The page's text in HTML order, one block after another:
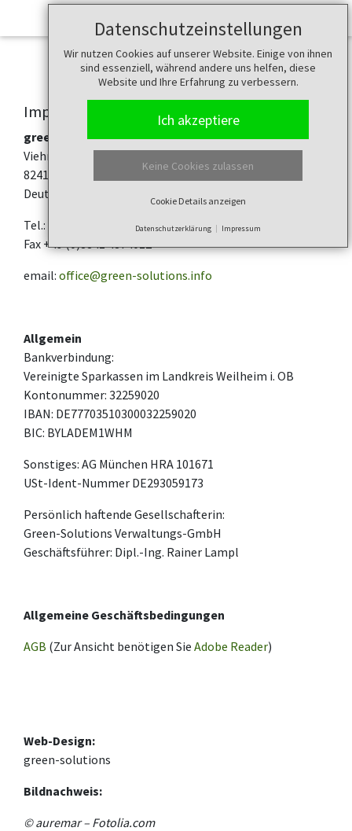
Datenschutzeinstellungen
Wir nutzen Cookies auf unserer Website. Einige von ihnen
sind essenziell, während andere uns helfen, diese
Website und Ihre Erfahrung zu verbessern.
Ich akzeptiere
Keine Cookies zulassen
Cookie Details anzeigen
Datenschutzerklärung Impressum
Impressum
green-solutions GmbH & Co. KG
Viehmarktplatz 6
82418 Murnau
Deutschland
Tel.: +49 8841 4874011
Fax +49 (0)8841 4874012
email: office@green-solutions.info
Allgemein
Bankverbindung:
Vereinigte Sparkassen im Landkreis Weilheim i. OB
Kontonummer: 32259020
IBAN: DE77703510300032259020
BIC: BYLADEM1WHM
Sonstiges: AG München HRA 101671
USt-Ident-Nummer DE293059173
Persönlich haftende Gesellschafterin:
Green-Solutions Verwaltungs-GmbH
Geschäftsführer: Dipl.-Ing. Rainer Lampl
Allgemeine Geschäftsbedingungen
AGB (Zur Ansicht benötigen Sie Adobe Reader)
Web-Design:
green-solutions
Bildnachweis:
© auremar – Fotolia.com